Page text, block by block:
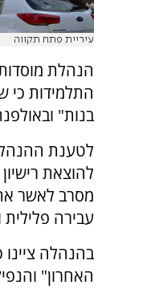
עיריית פתח תקווה
הנהלת
התלמידות כי
בנות"
לטענת
להוצאת
מסרב לאשר
עבירה
בהנהלה
האחרון"